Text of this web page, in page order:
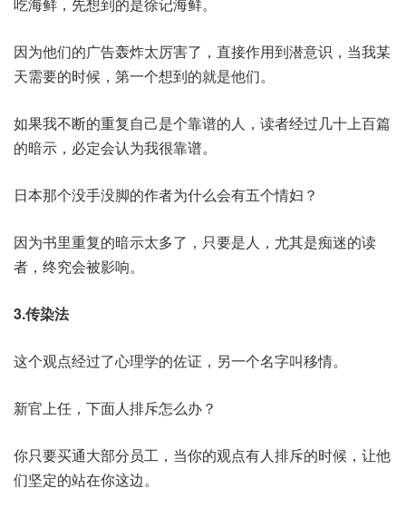
吃海鲜，先想到的是徐记海鲜。
因为他们的广告轰炸太厉害了，直接作用到潜意识，当我某
天需要的时候，第一个想到的就是他们。
如果我不断的重复自己是个靠谱的人，读者经过几十上百篇
的暗示，必定会认为我很靠谱。
日本那个没手没脚的作者为什么会有五个情妇？
因为书里重复的暗示太多了，只要是人，尤其是痴迷的读
者，终究会被影响。
3.传染法
这个观点经过了心理学的佐证，另一个名字叫移情。
新官上任，下面人排斥怎么办？
你只要买通大部分员工，当你的观点有人排斥的时候，让他
们坚定的站在你这边。